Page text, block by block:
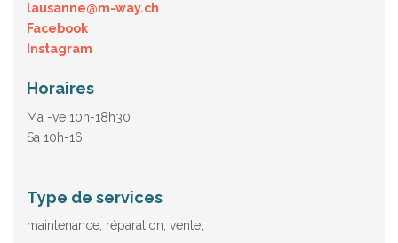
lausanne@m-way.ch
Facebook
Instagram
Horaires
Ma -ve 10h-18h30
Sa 10h-16
Type de services
maintenance, réparation, vente,